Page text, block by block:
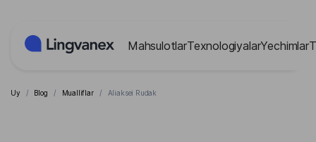
MahsulotlarTexnologiyalarYechimlar
Uy / Blog / Mualliflar / Aliaksei Rudak